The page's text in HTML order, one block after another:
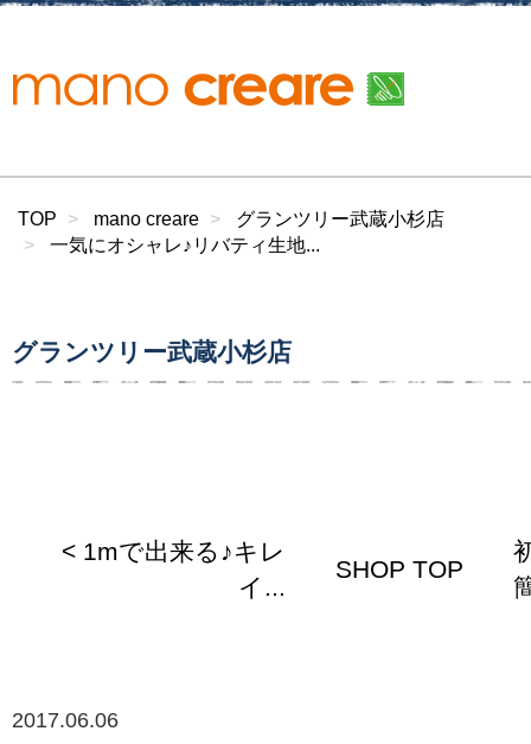
TOP mano creare
グランツリー武蔵小杉店
一気にオシャレ♪リバティ生地...
グランツリー武蔵小杉店
< 1mで出来る♪キレ
イ...
SHOP TOP
2017.06.06